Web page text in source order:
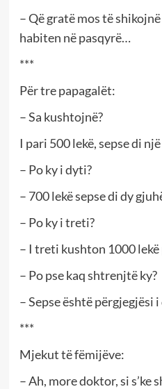
– Që gratë mos të
habiten në pasqyrë…
***
Për tre papagalët:
– Sa kushtojnë?
I pari 500 lekë, sepse di
– Po ky i dyti?
– 700 lekë sepse di dy
– Po ky i treti?
– I treti kushton 1000 lekë
– Po pse kaq shtrenjtë ky?
– Sepse është përgjegjësi
***
Mjekut të fëmijëve:
– Ah, more doktor, si s’ke